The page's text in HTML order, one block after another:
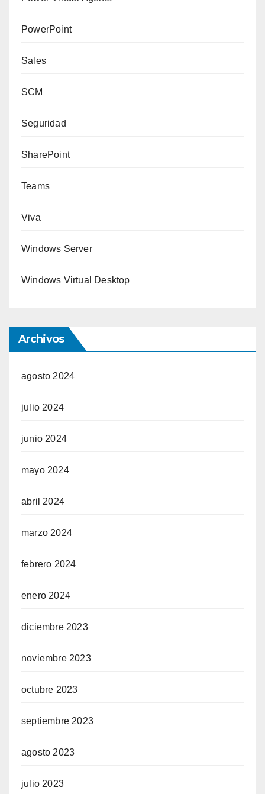
PowerPoint
Sales
SCM
Seguridad
SharePoint
Teams
Viva
Windows Server
Windows Virtual Desktop
Archivos
agosto 2024
julio 2024
junio 2024
mayo 2024
abril 2024
marzo 2024
febrero 2024
enero 2024
diciembre 2023
noviembre 2023
octubre 2023
septiembre 2023
agosto 2023
julio 2023